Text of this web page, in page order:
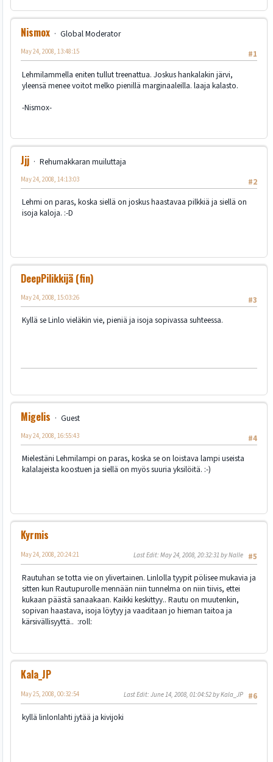
Nismox
Global Moderator
#1
May 24, 2008, 13:48:15
Lehmilammella eniten tullut treenattua. Joskus hankalakin järvi,
yleensä menee voitot melko pienillä marginaaleilla. laaja kalasto.
-Nismox-
Jjj
Rehumakkaran muiluttaja
#2
May 24, 2008, 14:13:03
Lehmi on paras, koska siellä on joskus haastavaa pilkkiä ja siellä on
isoja kaloja. :-D
DeepPilikkijä (fin)
#3
May 24, 2008, 15:03:26
Kyllä se Linlo vieläkin vie, pieniä ja isoja sopivassa suhteessa.
Migelis
Guest
#4
May 24, 2008, 16:55:43
Mielestäni Lehmilampi on paras, koska se on loistava lampi useista
kalalajeista koostuen ja siellä on myös suuria yksilöitä. :-)
Kyrmis
#5
May 24, 2008, 20:24:21 Last Edit: May 24, 2008, 20:32:31 by Nalle
Rautuhan se totta vie on ylivertainen. Linlolla tyypit pölisee mukavia ja
sitten kun Rautupurolle mennään niin tunnelma on niin tiivis, ettei
kukaan päästä sanaakaan. Kaikki keskittyy.. Rautu on muutenkin,
sopivan haastava, isoja löytyy ja vaaditaan jo hieman taitoa ja
kärsivällisyyttä.. :roll:
Kala_JP
#6
May 25, 2008, 00:32:54 Last Edit: June 14, 2008, 01:04:52 by Kala_JP
kyllä linlonlahti jytää ja kivijoki